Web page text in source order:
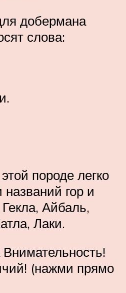
добермана
слова:
породе легко
гор и
Айбаль,
Лаки.
(нажми прямо